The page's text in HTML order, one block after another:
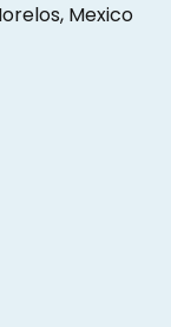
Mexico